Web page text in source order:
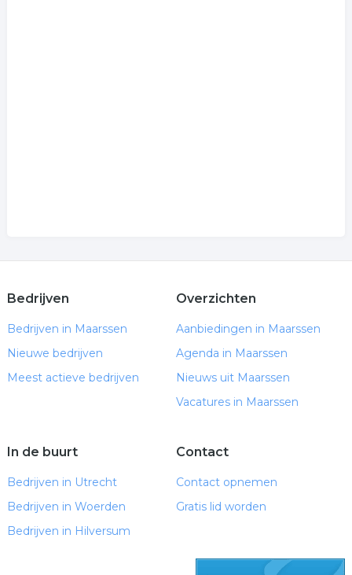
Bedrijven
Bedrijven in Maarssen
Nieuwe bedrijven
Meest actieve bedrijven
Overzichten
Aanbiedingen in Maarssen
Agenda in Maarssen
Nieuws uit Maarssen
Vacatures in Maarssen
In de buurt
Bedrijven in Utrecht
Bedrijven in Woerden
Bedrijven in Hilversum
Contact
Contact opnemen
Gratis lid worden